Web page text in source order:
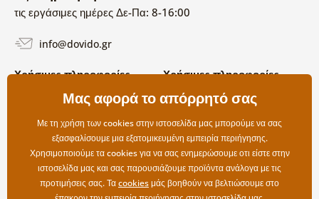
τις εργάσιμες ημέρες Δε-Πα: 8-16:00
info@dovido.gr
Χρήσιμες πληροφορίες
Όροι χρήσης και επιστροφών
Επιλογές αποστολής και
πληρωμής
Επιστροφές
Χρήσιμες πληροφορίες
Σχετικά με εμάς
Συχνές Ερωτήσεις
Επικοινωνία
Μας αφορά το απόρρητό σας
Με τη χρήση των cookies στην ιστοσελίδα μας μπορούμε να σας
εξασφαλίσουμε μια εξατομικευμένη εμπειρία περιήγησης.
Χρησιμοποιούμε τα cookies για να σας ενημερώσουμε οτι είστε στην
ιστοσελίδα μας και σας παρουσιάζουμε προϊόντα ανάλογα με τις
προτιμήσεις σας. Ταcookiesμάς βοηθούν να βελτιώσουμε στο